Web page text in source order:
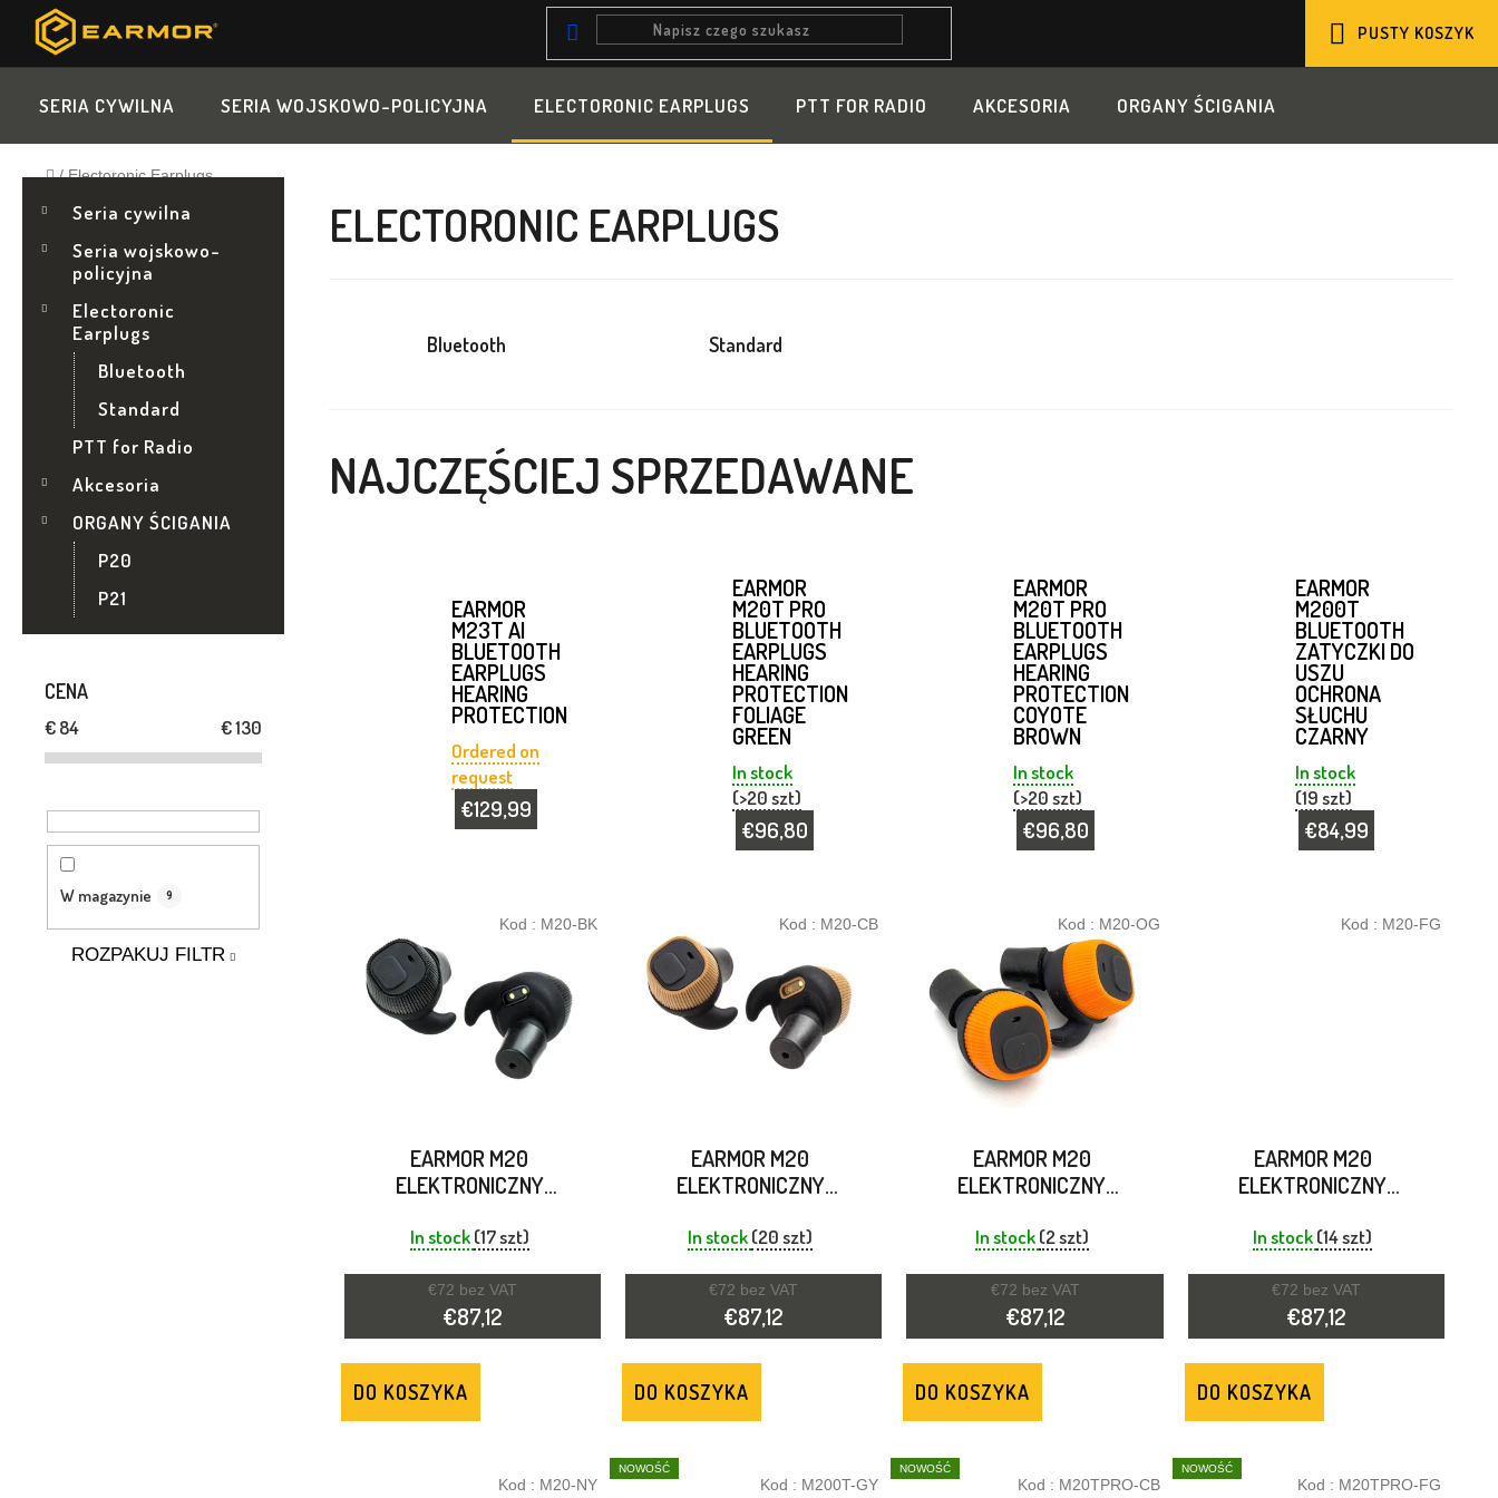
Przejść
treści
PUSTY KOSZYK
SERIA CYWILNA SERIA WOJSKOWO-POLICYJNA ELECTORONIC EARPLUGS PTT FOR RADIO AKCESORIA ORGANY ŚCIGANIA
Home
/ Electoronic Earplugs
P
A
S
B
O
Z
N
Y
kategorieSeria cywilna
Seria wojskowo-
policyjna
Electoronic
Earplugs
Bluetooth
Standard
PTT for Radio
Akcesoria
ORGANY ŚCIGANIA
P20
P21
CENA
€84 €130
W magazynie 9
ROZPAKUJ FILTR
ELECTORONIC EARPLUGS
Bluetooth Standard
NAJCZĘŚCIEJ SPRZEDAWANE
EARMOR
M23T AI
BLUETOOTH
EARPLUGS
HEARING
PROTECTION
Ordered on
request
€129,99
EARMOR
M20T PRO
BLUETOOTH
EARPLUGS
HEARING
PROTECTION
FOLIAGE
GREEN
In stock
(>20 szt)
€96,80
EARMOR
M20T PRO
BLUETOOTH
EARPLUGS
HEARING
PROTECTION
COYOTE
BROWN
In stock
(>20 szt)
€96,80
EARMOR
M200T
BLUETOOTH
ZATYCZKI DO
USZU
OCHRONA
SŁUCHU
CZARNY
In stock
(19 szt)
€84,99
O
D
U
K
EARMOR M20
ELEKTRONICZNY
REDUKCJA HAŁASU
In stock(17 szt)
€72 bez VAT
€87,12
DO KOSZYKA
Kod : M20-BK
EARMOR M20
ELEKTRONICZNY
REDUKCJA HAŁASU KOJOT
In stock(20 szt)
€72 bez VAT
€87,12
DO KOSZYKA
Kod : M20-CB
EARMOR M20
ELEKTRONICZNY
REDUKCJA HAŁASU
In stock(2 szt)
€72 bez VAT
€87,12
DO KOSZYKA
Kod : M20-OG
EARMOR M20
ELEKTRONICZNY
REDUKCJA HAŁASU ZIELEŃ
In stock(14 szt)
€72 bez VAT
€87,12
DO KOSZYKA
Kod : M20-FG
Kod : M20-NY
NOWOŚĆ
Kod : M200T-GY
NOWOŚĆ
Kod : M20TPRO-CB
NOWOŚĆ
Kod : M20TPRO-FG